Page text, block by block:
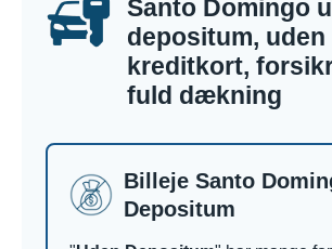
Santo Domingo
depositum, uden
kreditkort,
fuld dækning
Billeje Santo
Depositum